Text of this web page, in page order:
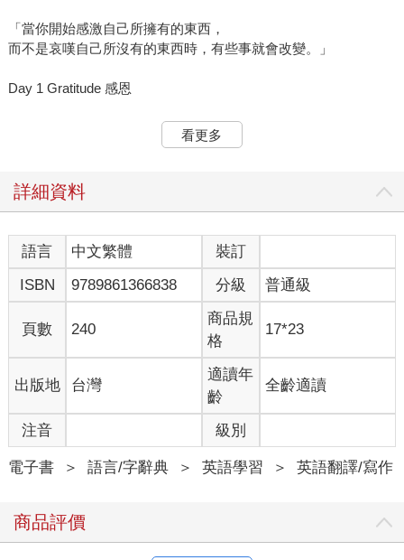
「當你開始感激自己所擁有的東西，
而不是哀嘆自己所沒有的東西時，有些事就會改變。」
Day 1 Gratitude 感恩
Gratitude is like a magical lens that changes how you see things.
When you start appreciating what you have, instead of lamenting
have multiplies in value. It's not about having a lot—it’s about
to be thankful for, can change the way you view life. It's about
realizing that even the simplest things can bring joy, and in
recognizing that, you find contentment. It’s really an awesome
way to live.
感恩就像一個神奇的鏡片，可以改變你看待事物的方式。當你開
始感激自己所 擁有的東西，而不是哀嘆自己所沒有的東西時，有
些事就會改變。就像突然之 間，你所擁有的事物價值倍增。重要
的不是你擁有很多，而是珍惜你所擁有的。 這就是真正感到富有
的祕訣。因此，即使在艱難的日子裡，你也要找到一些值 得感激
的事情，無論是多麼小的事情，都可以改變你看待人生的方式。
lament 哀嘆
看更多
詳細資料
語言 中文繁體
裝訂
ISBN
9789861366838 分級 普通級
頁數 240
商品規
格
17*23
出版地 台灣
適讀年
齡
全齡適讀
注音 級別
電子書 ＞ 語言/字辭典 ＞ 英語學習 ＞ 英語翻譯/寫作
商品評價